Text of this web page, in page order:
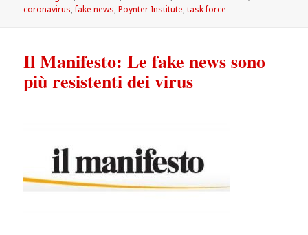
coronavirus,fake news,Poynter Institute,task force
Il Manifesto: Le fake news sono
più resistenti dei virus